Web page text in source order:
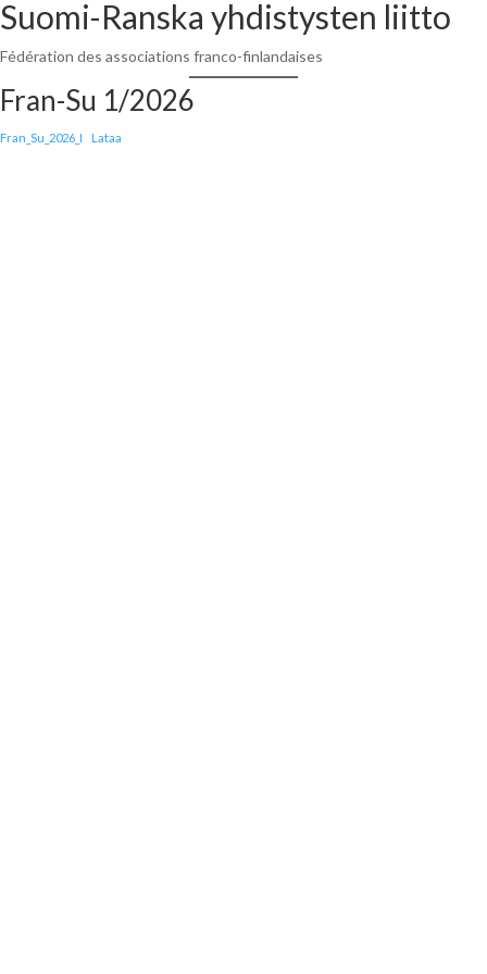
Siirry
Suomi-Ranska yhdistysten liitto
Fédération des associations franco-finlandaises
Fran-Su 1/2026
Fran_Su_2026_I Lataa